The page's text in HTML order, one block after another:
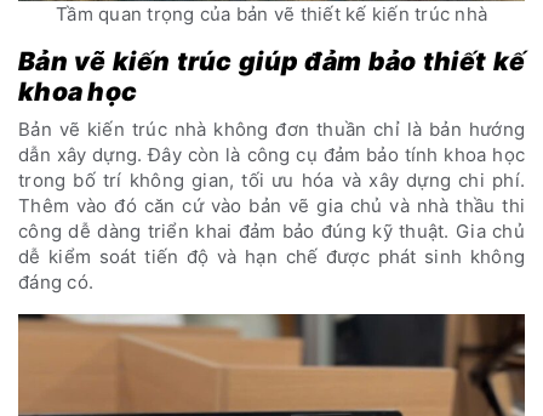
Tầm quan trọng của bản vẽ thiết kế kiến trúc nhà
Bản vẽ kiến trúc giúp đảm bảo thiết kế
khoa học
Bản vẽ kiến trúc nhà không đơn thuần chỉ là bản hướng
dẫn xây dựng. Đây còn là công cụ đảm bảo tính khoa học
trong bố trí không gian, tối ưu hóa và xây dựng chi phí.
Thêm vào đó căn cứ vào bản vẽ gia chủ và nhà thầu thi
công dễ dàng triển khai đảm bảo đúng kỹ thuật. Gia chủ
dễ kiểm soát tiến độ và hạn chế được phát sinh không
đáng có.